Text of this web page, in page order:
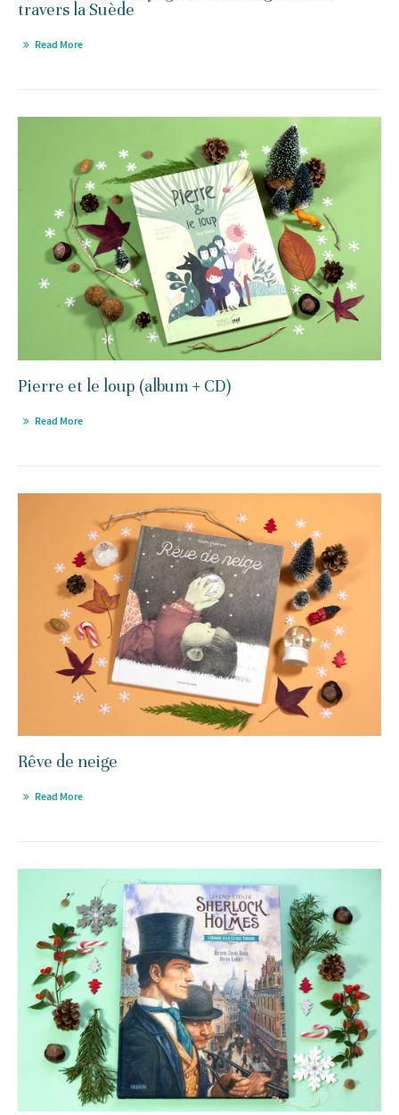
travers la Suède
Read More
Pierre et le loup (album + CD)
Read More
Rêve de neige
Read More